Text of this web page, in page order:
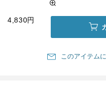
4,830円
このアイテム